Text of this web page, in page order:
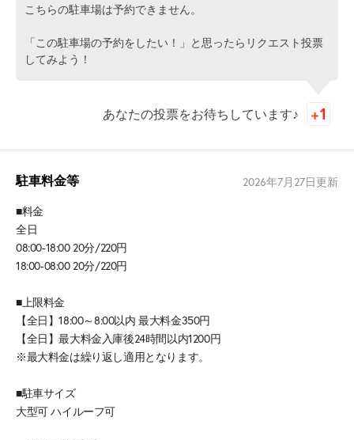
こちらの駐車場は予約できません。
「この駐車場の予約をしたい！」と思ったらリクエスト投票
してみよう！
あなたの投票をお待ちしています♪
駐車料金等 2026年7月27日更新
■料金
全日
08:00-18:00 20分/220円
18:00-08:00 20分/220円
■上限料金
【全日】18:00～8:00以内 最大料金350円
【全日】最大料金入庫後24時間以内1200円
※最大料金は繰り返し適用となります。
■駐車サイズ
大型可 ハイルーフ可